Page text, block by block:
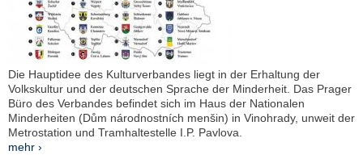
Die Hauptidee des Kulturverbandes liegt in der Erhaltung der
Volkskultur und der deutschen Sprache der Minderheit. Das Prager
Büro des Verbandes befindet sich im Haus der Nationalen
Minderheiten (Dům národnostních menšin) in Vinohrady, unweit der
Metrostation und Tramhaltestelle I.P. Pavlova.
mehr ›